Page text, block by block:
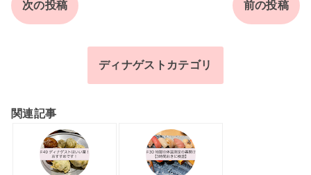
次の投稿 前の投稿
ディナゲストカテゴリ
関連記事